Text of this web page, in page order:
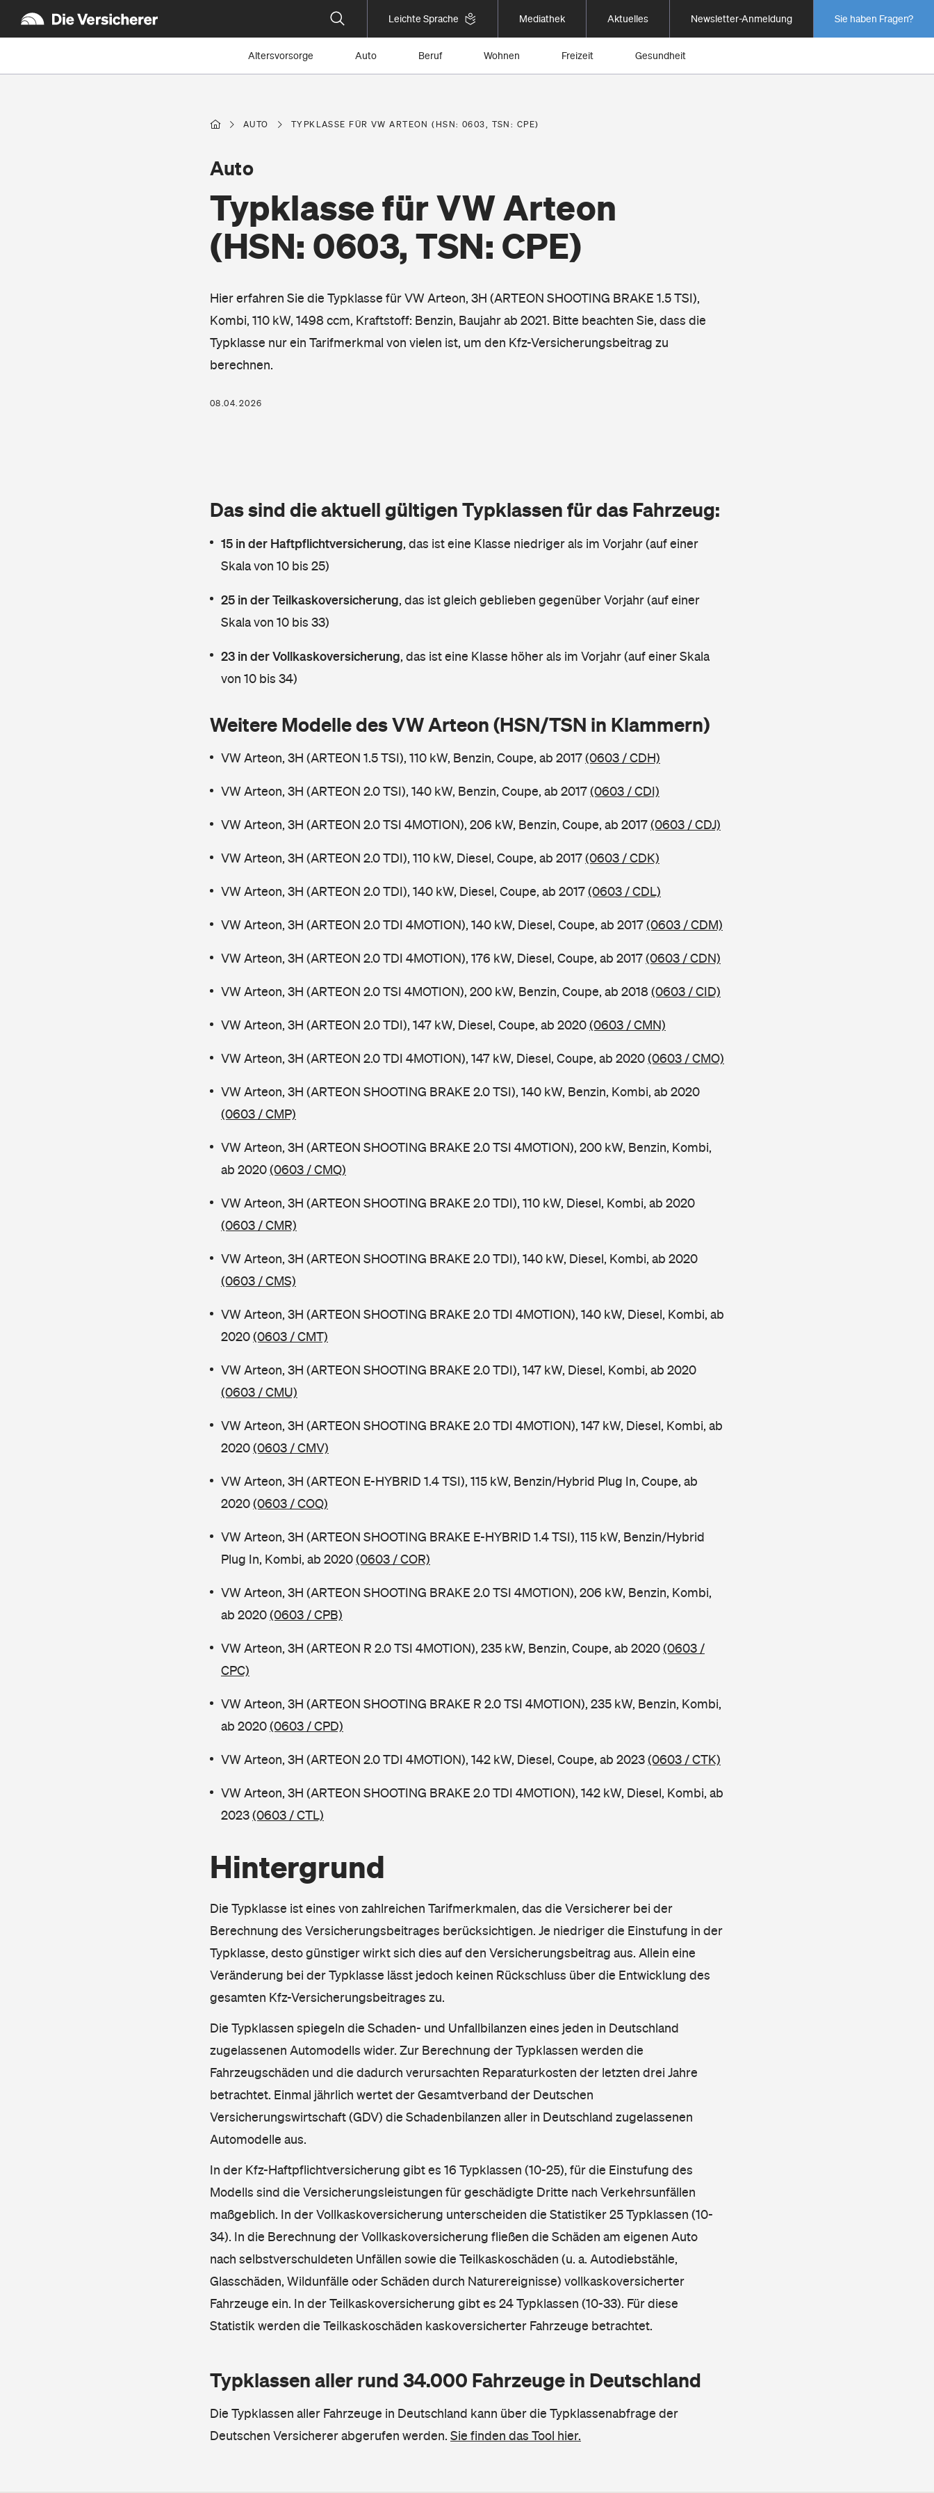
Leichte Sprache Mediathek Aktuelles Newsletter-Anmeldung Sie haben Fragen?
Altersvorsorge Auto Beruf Wohnen Freizeit Gesundheit
AUTO TYPKLASSE FÜR VW ARTEON (HSN: 0603, TSN: CPE)
Typklasse für VW Arteon
(HSN: 0603, TSN: CPE)
Auto
Hier erfahren Sie die Typklasse für VW Arteon, 3H (ARTEON SHOOTING BRAKE 1.5 TSI),
Kombi, 110 kW, 1498 ccm, Kraftstoff: Benzin, Baujahr ab 2021. Bitte beachten Sie, dass die
Typklasse nur ein Tarifmerkmal von vielen ist, um den Kfz-Versicherungsbeitrag zu
berechnen.
08.04.2026
Das sind die aktuell gültigen Typklassen für das Fahrzeug:
15 in der Haftpflichtversicherung, das ist eine Klasse niedriger als im Vorjahr (auf einer
Skala von 10 bis 25)
25 in der Teilkaskoversicherung, das ist gleich geblieben gegenüber Vorjahr (auf einer
Skala von 10 bis 33)
23 in der Vollkaskoversicherung, das ist eine Klasse höher als im Vorjahr (auf einer Skala
von 10 bis 34)
Weitere Modelle des VW Arteon (HSN/TSN in Klammern)
VW Arteon, 3H (ARTEON 1.5 TSI), 110 kW, Benzin, Coupe, ab 2017(0603 / CDH)
VW Arteon, 3H (ARTEON 2.0 TSI), 140 kW, Benzin, Coupe, ab 2017(0603 / CDI)
VW Arteon, 3H (ARTEON 2.0 TSI 4MOTION), 206 kW, Benzin, Coupe, ab 2017(0603 / CDJ)
VW Arteon, 3H (ARTEON 2.0 TDI), 110 kW, Diesel, Coupe, ab 2017(0603 / CDK)
VW Arteon, 3H (ARTEON 2.0 TDI), 140 kW, Diesel, Coupe, ab 2017(0603 / CDL)
VW Arteon, 3H (ARTEON 2.0 TDI 4MOTION), 140 kW, Diesel, Coupe, ab 2017(0603 / CDM)
VW Arteon, 3H (ARTEON 2.0 TDI 4MOTION), 176 kW, Diesel, Coupe, ab 2017(0603 / CDN)
VW Arteon, 3H (ARTEON 2.0 TSI 4MOTION), 200 kW, Benzin, Coupe, ab 2018(0603 / CID)
VW Arteon, 3H (ARTEON 2.0 TDI), 147 kW, Diesel, Coupe, ab 2020(0603 / CMN)
VW Arteon, 3H (ARTEON 2.0 TDI 4MOTION), 147 kW, Diesel, Coupe, ab 2020(0603 / CMO)
VW Arteon, 3H (ARTEON SHOOTING BRAKE 2.0 TSI), 140 kW, Benzin, Kombi, ab 2020
(0603 / CMP)
VW Arteon, 3H (ARTEON SHOOTING BRAKE 2.0 TSI 4MOTION), 200 kW, Benzin, Kombi,
ab 2020(0603 / CMQ)
VW Arteon, 3H (ARTEON SHOOTING BRAKE 2.0 TDI), 110 kW, Diesel, Kombi, ab 2020
(0603 / CMR)
VW Arteon, 3H (ARTEON SHOOTING BRAKE 2.0 TDI), 140 kW, Diesel, Kombi, ab 2020
(0603 / CMS)
VW Arteon, 3H (ARTEON SHOOTING BRAKE 2.0 TDI 4MOTION), 140 kW, Diesel, Kombi, ab
2020(0603 / CMT)
VW Arteon, 3H (ARTEON SHOOTING BRAKE 2.0 TDI), 147 kW, Diesel, Kombi, ab 2020
(0603 / CMU)
VW Arteon, 3H (ARTEON SHOOTING BRAKE 2.0 TDI 4MOTION), 147 kW, Diesel, Kombi, ab
2020(0603 / CMV)
VW Arteon, 3H (ARTEON E-HYBRID 1.4 TSI), 115 kW, Benzin/Hybrid Plug In, Coupe, ab
2020(0603 / COQ)
VW Arteon, 3H (ARTEON SHOOTING BRAKE E-HYBRID 1.4 TSI), 115 kW, Benzin/Hybrid
Plug In, Kombi, ab 2020(0603 / COR)
VW Arteon, 3H (ARTEON SHOOTING BRAKE 2.0 TSI 4MOTION), 206 kW, Benzin, Kombi,
ab 2020(0603 / CPB)
VW Arteon, 3H (ARTEON R 2.0 TSI 4MOTION), 235 kW, Benzin, Coupe, ab 2020(0603 /
CPC)
VW Arteon, 3H (ARTEON SHOOTING BRAKE R 2.0 TSI 4MOTION), 235 kW, Benzin, Kombi,
ab 2020(0603 / CPD)
VW Arteon, 3H (ARTEON 2.0 TDI 4MOTION), 142 kW, Diesel, Coupe, ab 2023(0603 / CTK)
VW Arteon, 3H (ARTEON SHOOTING BRAKE 2.0 TDI 4MOTION), 142 kW, Diesel, Kombi, ab
2023(0603 / CTL)
Hintergrund
Die Typklasse ist eines von zahlreichen Tarifmerkmalen, das die Versicherer bei der
Berechnung des Versicherungsbeitrages berücksichtigen. Je niedriger die Einstufung in der
Typklasse, desto günstiger wirkt sich dies auf den Versicherungsbeitrag aus. Allein eine
Veränderung bei der Typklasse lässt jedoch keinen Rückschluss über die Entwicklung des
gesamten Kfz-Versicherungsbeitrages zu.
Die Typklassen spiegeln die Schaden- und Unfallbilanzen eines jeden in Deutschland
zugelassenen Automodells wider. Zur Berechnung der Typklassen werden die
Fahrzeugschäden und die dadurch verursachten Reparaturkosten der letzten drei Jahre
betrachtet. Einmal jährlich wertet der Gesamtverband der Deutschen
Versicherungswirtschaft (GDV) die Schadenbilanzen aller in Deutschland zugelassenen
Automodelle aus.
In der Kfz-Haftpflichtversicherung gibt es 16 Typklassen (10-25), für die Einstufung des
Modells sind die Versicherungsleistungen für geschädigte Dritte nach Verkehrsunfällen
maßgeblich. In der Vollkaskoversicherung unterscheiden die Statistiker 25 Typklassen (10-
34). In die Berechnung der Vollkaskoversicherung fließen die Schäden am eigenen Auto
nach selbstverschuldeten Unfällen sowie die Teilkaskoschäden (u. a. Autodiebstähle,
Glasschäden, Wildunfälle oder Schäden durch Naturereignisse) vollkaskoversicherter
Fahrzeuge ein. In der Teilkaskoversicherung gibt es 24 Typklassen (10-33). Für diese
Statistik werden die Teilkaskoschäden kaskoversicherter Fahrzeuge betrachtet.
Typklassen aller rund 34.000 Fahrzeuge in Deutschland
Die Typklassen aller Fahrzeuge in Deutschland kann über die Typklassenabfrage der
Deutschen Versicherer abgerufen werden. Sie finden das Tool hier.